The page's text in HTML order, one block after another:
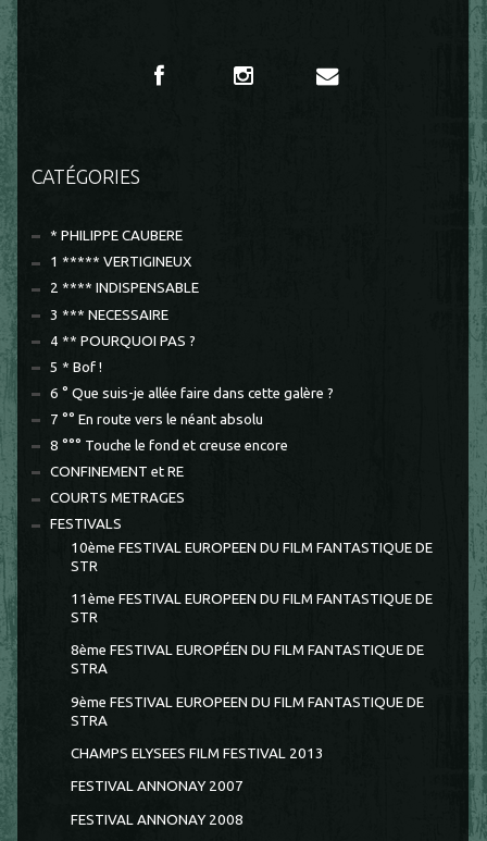
CATÉGORIES
* PHILIPPE CAUBERE
1 ***** VERTIGINEUX
2 **** INDISPENSABLE
3 *** NECESSAIRE
4 ** POURQUOI PAS ?
5 * Bof !
6 ° Que suis-je allée faire dans cette galère ?
7 °° En route vers le néant absolu
8 °°° Touche le fond et creuse encore
CONFINEMENT et RE
COURTS METRAGES
FESTIVALS
10ème FESTIVAL EUROPEEN DU FILM FANTASTIQUE DE
STR
11ème FESTIVAL EUROPEEN DU FILM FANTASTIQUE DE
STR
8ème FESTIVAL EUROPÉEN DU FILM FANTASTIQUE DE
STRA
9ème FESTIVAL EUROPEEN DU FILM FANTASTIQUE DE
STRA
CHAMPS ELYSEES FILM FESTIVAL 2013
FESTIVAL ANNONAY 2007
FESTIVAL ANNONAY 2008